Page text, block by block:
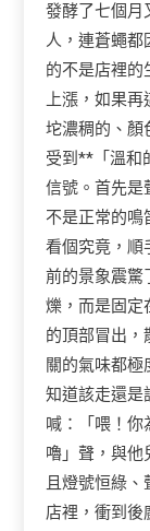
發酵了七個月
人，連蒼蠅都
的不是店裡
上漲，如果
坨濃稠的、顏
受到**「溫和
信號。首先
不是正常的鳴
看個究竟，順
前的景象震驚
爍，而是固定
的頂部冒出
關的氣味都
知道該走還是
喊：「喂！你
嚕」聲，與他
且燈號恒綠
店裡，衝到後